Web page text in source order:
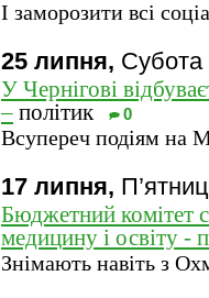
І заморозити всі
25 липня, Субота
У Чернігові
– політик 0
Всупереч подіям на
17 липня,
Бюджетний комітет
медицину і освіту -
Знімають навіть з